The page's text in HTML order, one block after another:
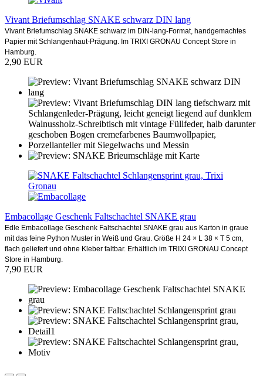
Vivant Briefumschlag SNAKE schwarz DIN lang
Vivant Briefumschlag SNAKE schwarz im DIN-lang-Format, handgemachtes
Papier mit Schlangenhaut-Prägung. Im TRIXI GRONAU Concept Store in
Hamburg.
2,90 EUR
Embacollage Geschenk Faltschachtel SNAKE grau
Edle Embacollage Geschenk Faltschachtel SNAKE grau aus Karton in graue
mit das feine Python Muster in Weiß und Grau. Größe H 24 × L 38 × T 5 cm,
flach geliefert und ohne Kleber faltbar. Erhältlich im TRIXI GRONAU Concept
Store in Hamburg.
7,90 EUR